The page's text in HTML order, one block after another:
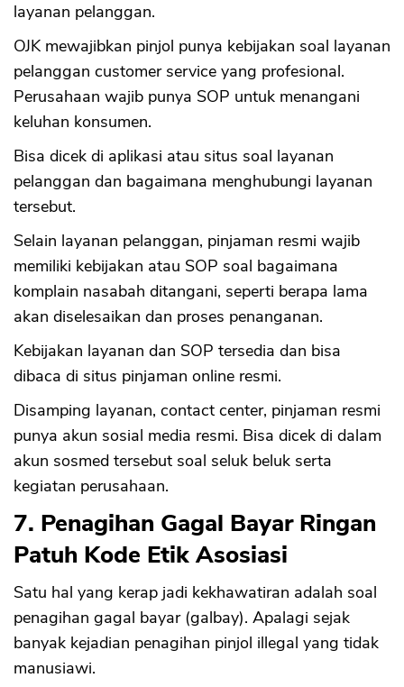
layanan pelanggan.
OJK mewajibkan pinjol punya kebijakan soal layanan
pelanggan customer service yang profesional.
Perusahaan wajib punya SOP untuk menangani
keluhan konsumen.
Bisa dicek di aplikasi atau situs soal layanan
pelanggan dan bagaimana menghubungi layanan
tersebut.
Selain layanan pelanggan, pinjaman resmi wajib
memiliki kebijakan atau SOP soal bagaimana
komplain nasabah ditangani, seperti berapa lama
akan diselesaikan dan proses penanganan.
Kebijakan layanan dan SOP tersedia dan bisa
dibaca di situs pinjaman online resmi.
Disamping layanan, contact center, pinjaman resmi
punya akun sosial media resmi. Bisa dicek di dalam
akun sosmed tersebut soal seluk beluk serta
kegiatan perusahaan.
7. Penagihan Gagal Bayar Ringan
Patuh Kode Etik Asosiasi
Satu hal yang kerap jadi kekhawatiran adalah soal
penagihan gagal bayar (galbay). Apalagi sejak
banyak kejadian penagihan pinjol illegal yang tidak
manusiawi.